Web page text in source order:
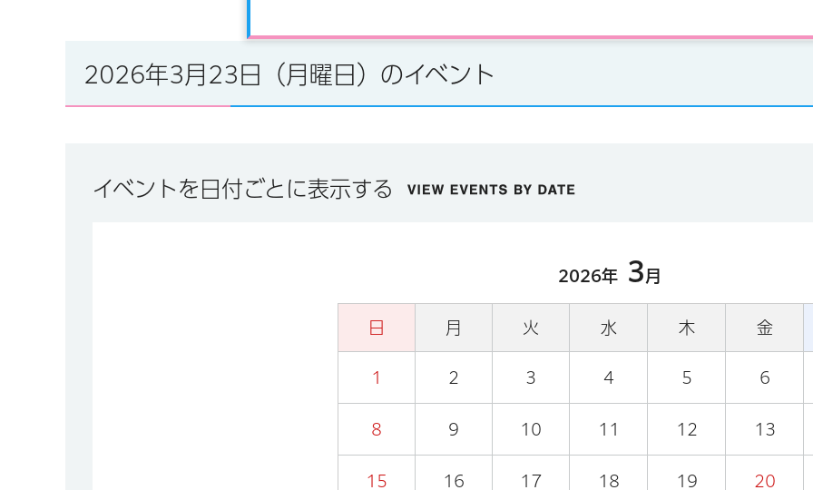
2026年3月23日（月曜日）のイベント
イベントを日付ごとに表示する
2026年 3 月
日 月 火 水 木 金
1 2 3 4 5 6
8 9 10 11 12 13
15 16 17 18 19 20